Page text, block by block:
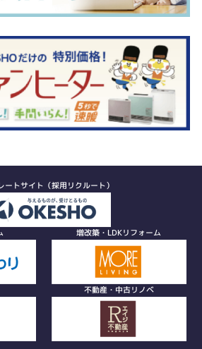
ートサイト（採用リクルート）
増改築・LDKリフォーム
不動産・中古リノベ